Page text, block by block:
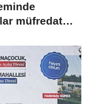
müfredata